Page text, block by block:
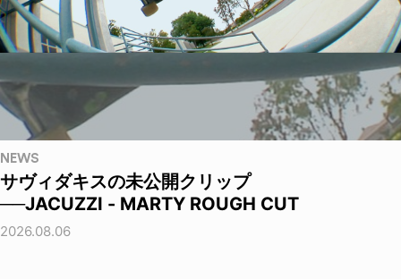
NEWS
サヴィダキスの未公開クリップ
──JACUZZI - MARTY ROUGH CUT
2026.08.06